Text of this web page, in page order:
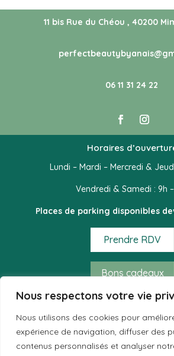
Nous respectons votre vie
Nous utilisons des cookies pour
expérience de navigation, diffuser des
contenus personnalisés et analyser
11 bis Rue du Chéou , 40200
06 11 31 24 22
Horaires
Lundi – Mardi – Mercredi &
Vendredi & Samedi : 9h –
Places de parking disponibles
Prendre RDV
Bons cadeaux
Mode de règlement
– Espèces